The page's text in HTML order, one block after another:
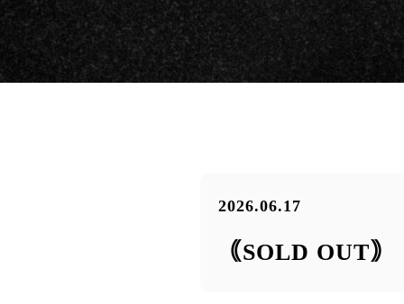
2026.06.17
｟SOLD